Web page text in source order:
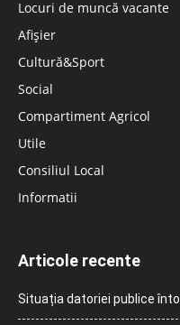
Locuri de muncă vacante
Afișier
Cultură&Sport
Social
Compartiment Agricol
Utile
Consiliul Local
Informatii
Articole recente
Situația datoriei publice